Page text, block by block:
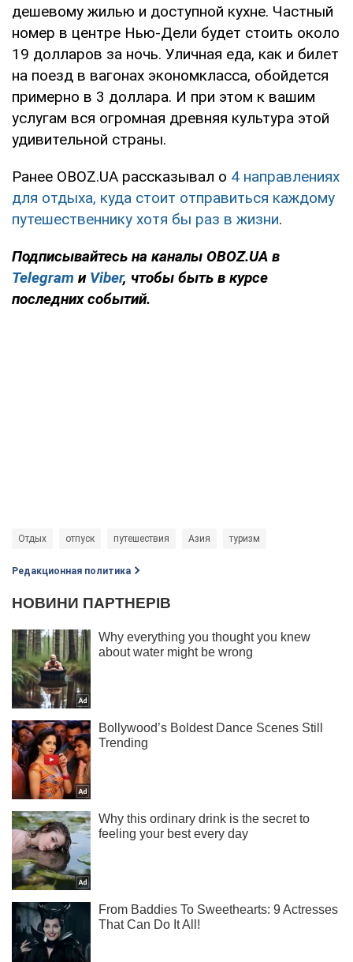
дешевому жилью и доступной кухне. Частный
номер в центре Нью-Дели будет стоить около
19 долларов за ночь. Уличная еда, как и билет
на поезд в вагонах экономкласса, обойдется
примерно в 3 доллара. И при этом к вашим
услугам вся огромная древняя культура этой
удивительной страны.
Ранее OBOZ.UA рассказывал о 4 направлениях
для отдыха, куда стоит отправиться каждому
путешественнику хотя бы раз в жизни.
Подписывайтесь на каналы OBOZ.UA в
Telegram и Viber, чтобы быть в курсе
последних событий.
Отдых отпуск путешествия Азия туризм
Редакционная политика